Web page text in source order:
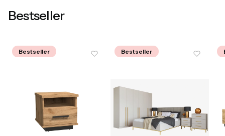
Bestseller
Bestseller Bestseller